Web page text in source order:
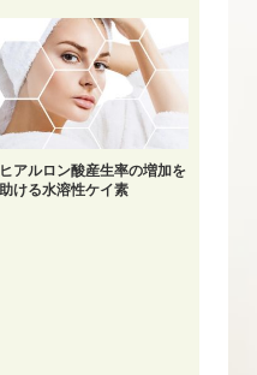
ヒアルロン酸産生率の増加を
助ける水溶性ケイ素